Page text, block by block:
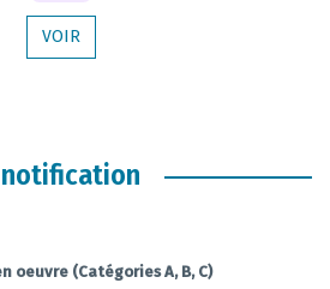
VOIR
oeuvre (Catégories A, B, C)